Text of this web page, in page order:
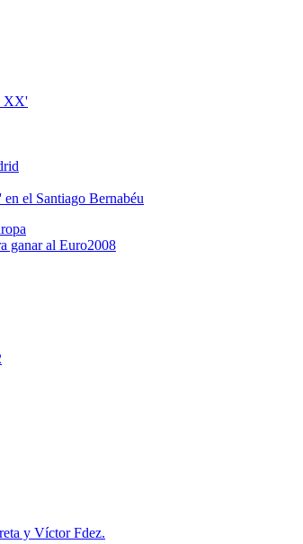
XX'
el Santiago Bernabéu
ganar al Euro2008
y Víctor Fdez.